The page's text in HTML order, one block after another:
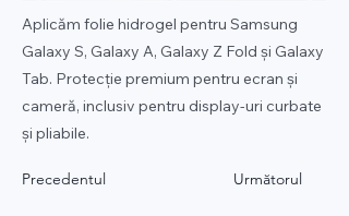
Aplicăm folie hidrogel pentru Samsung
Galaxy S, Galaxy A, Galaxy Z Fold și Galaxy
Tab. Protecție premium pentru ecran și
cameră, inclusiv pentru display-uri curbate
și pliabile.
Precedentul Următorul